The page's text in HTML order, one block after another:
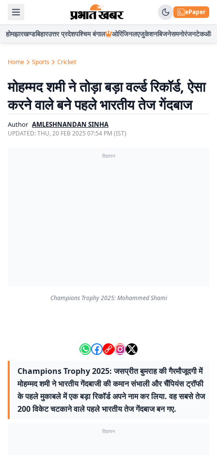
ePaper
होमझारखण्डबिहारउत्तर प्रदेशपश्चिम बंगाल ओरिजिनलएजुकेशनबिजनेसमनोरंजनटेकऑटो
Home Sports Cricket
मोहम्मद शमी ने तोड़ा बड़ा वर्ल्ड रिकॉर्ड, ऐसा
करने वाले बने पहले भारतीय तेज गेंदबाज
Author AMLESHNANDAN SINHA
UPDATED:THU, 20 FEB 2025 07:54 PM (IST)
विज्ञापन
Champions Trophy 2025: Mohammed Shami
Champions Trophy 2025: जसप्रीत बुमराह की गैरमौजूदगी में
मोहम्मद शमी ने भारतीय गेंदबाजी की कमान संभाली और चैंपियंस ट्रॉफी
के पहले मुकाबले में एक बड़ा रिकॉर्ड अपने नाम कर लिया. वह सबसे तेज
200 विकेट चटकाने वाले पहले भारतीय तेज गेंदबाज बन गए.
विज्ञापन